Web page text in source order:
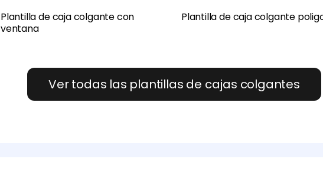
Plantilla de caja colgante con
ventana
Plantilla de caja colgante
Ver todas las plantillas de cajas colgantes